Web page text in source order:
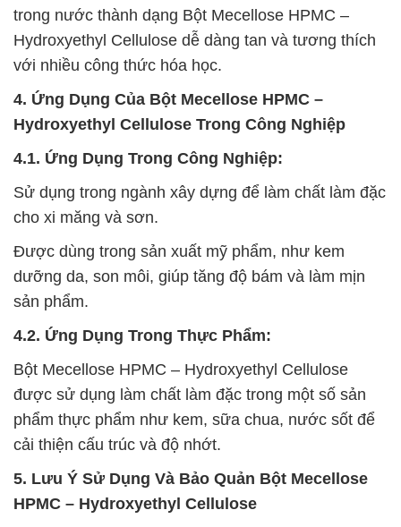
trong nước thành dạng Bột Mecellose HPMC –
Hydroxyethyl Cellulose dễ dàng tan và tương thích
với nhiều công thức hóa học.
4. Ứng Dụng Của Bột Mecellose HPMC –
Hydroxyethyl Cellulose Trong Công Nghiệp
4.1. Ứng Dụng Trong Công Nghiệp:
Sử dụng trong ngành xây dựng để làm chất làm đặc
cho xi măng và sơn.
Được dùng trong sản xuất mỹ phẩm, như kem
dưỡng da, son môi, giúp tăng độ bám và làm mịn
sản phẩm.
4.2. Ứng Dụng Trong Thực Phẩm:
Bột Mecellose HPMC – Hydroxyethyl Cellulose
được sử dụng làm chất làm đặc trong một số sản
phẩm thực phẩm như kem, sữa chua, nước sốt để
cải thiện cấu trúc và độ nhớt.
5. Lưu Ý Sử Dụng Và Bảo Quản Bột Mecellose
HPMC – Hydroxyethyl Cellulose